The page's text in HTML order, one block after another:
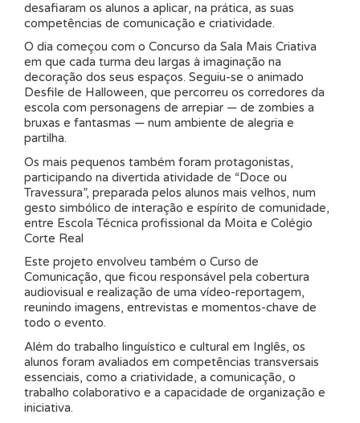
desafiaram os alunos a aplicar, na prática, as suas
competências de comunicação e criatividade.
O dia começou com o Concurso da Sala Mais Criativa
em que cada turma deu largas à imaginação na
decoração dos seus espaços. Seguiu-se o animado
Desfile de Halloween, que percorreu os corredores da
escola com personagens de arrepiar — de zombies a
bruxas e fantasmas — num ambiente de alegria e
partilha.
Os mais pequenos também foram protagonistas,
participando na divertida atividade de “Doce ou
Travessura”, preparada pelos alunos mais velhos, num
gesto simbólico de interação e espírito de comunidade,
entre Escola Técnica profissional da Moita e Colégio
Corte Real
Este projeto envolveu também o Curso de
Comunicação, que ficou responsável pela cobertura
audiovisual e realização de uma vídeo-reportagem,
reunindo imagens, entrevistas e momentos-chave de
todo o evento.
Além do trabalho linguístico e cultural em Inglês, os
alunos foram avaliados em competências transversais
essenciais, como a criatividade, a comunicação, o
trabalho colaborativo e a capacidade de organização e
iniciativa.